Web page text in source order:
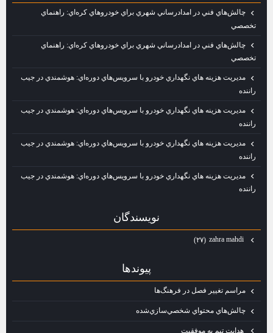
چالش‌هاي فني در امدادرساني شهري براي خودروهاي كره‌اي: راهنماي
تخصصي
چالش‌هاي فني در امدادرساني شهري براي خودروهاي كره‌اي: راهنماي
تخصصي
مديريت هزينه‌ هاي نگهداري خودرو با سرويس‌هاي دوره‌اي: هوشمندي در جيب
راننده
مديريت هزينه‌ هاي نگهداري خودرو با سرويس‌هاي دوره‌اي: هوشمندي در جيب
راننده
مديريت هزينه‌ هاي نگهداري خودرو با سرويس‌هاي دوره‌اي: هوشمندي در جيب
راننده
مديريت هزينه‌ هاي نگهداري خودرو با سرويس‌هاي دوره‌اي: هوشمندي در جيب
راننده
نويسندگان
(۲۷)
پيوندها
مراسم تغيير فصل در فرهنگ‌ها
چالش‌هاي محتواي شخصي‌سازي‌شده
هدايت تيم به موفقيت